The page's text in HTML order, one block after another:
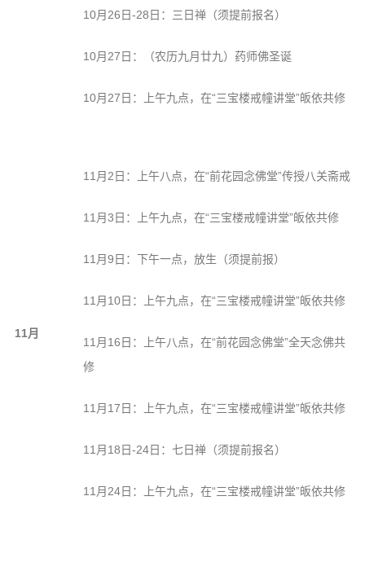
10月26日-28日：三日禅（须提前报名）
10月27日：（农历九月廿九）药师佛圣诞
10月27日：上午九点，在“三宝楼戒幢讲堂”皈依共修
11月
11月2日：上午八点，在“前花园念佛堂”传授八关斋戒
11月3日：上午九点，在“三宝楼戒幢讲堂”皈依共修
11月9日：下午一点，放生（须提前报）
11月10日：上午九点，在“三宝楼戒幢讲堂”皈依共修
11月16日：上午八点，在“前花园念佛堂”全天念佛共
修
11月17日：上午九点，在“三宝楼戒幢讲堂”皈依共修
11月18日-24日：七日禅（须提前报名）
11月24日：上午九点，在“三宝楼戒幢讲堂”皈依共修